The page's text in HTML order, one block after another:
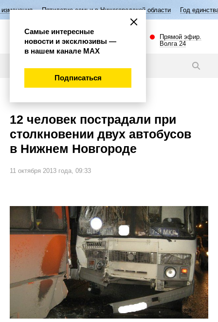
семьи в Нижегородской области Год единства народов
Прямой эфир.
Волга 24
12 человек пострадали при
столкновении двух автобусов
в Нижнем Новгороде
11 октября 2013 года, 09:33
Самые интересные
новости и эксклюзивы —
в нашем канале МАХ
Подписаться